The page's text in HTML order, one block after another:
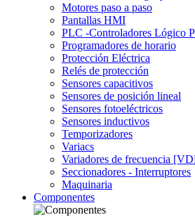
Motores paso a paso
Pantallas HMI
PLC -Controladores Lógico
Programadores de horario
Protección Eléctrica
Relés de protección
Sensores capacitivos
Sensores de posición lineal
Sensores fotoeléctricos
Sensores inductivos
Temporizadores
Variacs
Variadores de frecuencia
Seccionadores - Interruptores
Maquinaria
Componentes